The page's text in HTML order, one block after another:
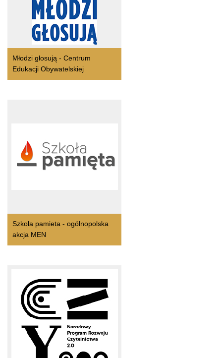
Młodzi głosują - Centrum
Edukacji Obywatelskiej
Szkoła pamieta - ogólnopolska
akcja MEN